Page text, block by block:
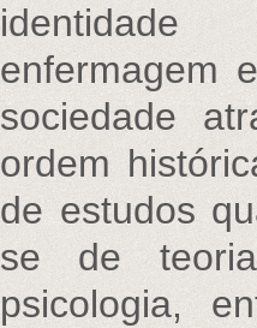
enfermagem
sociedade
ordem
de estudos
se de
psicologia,